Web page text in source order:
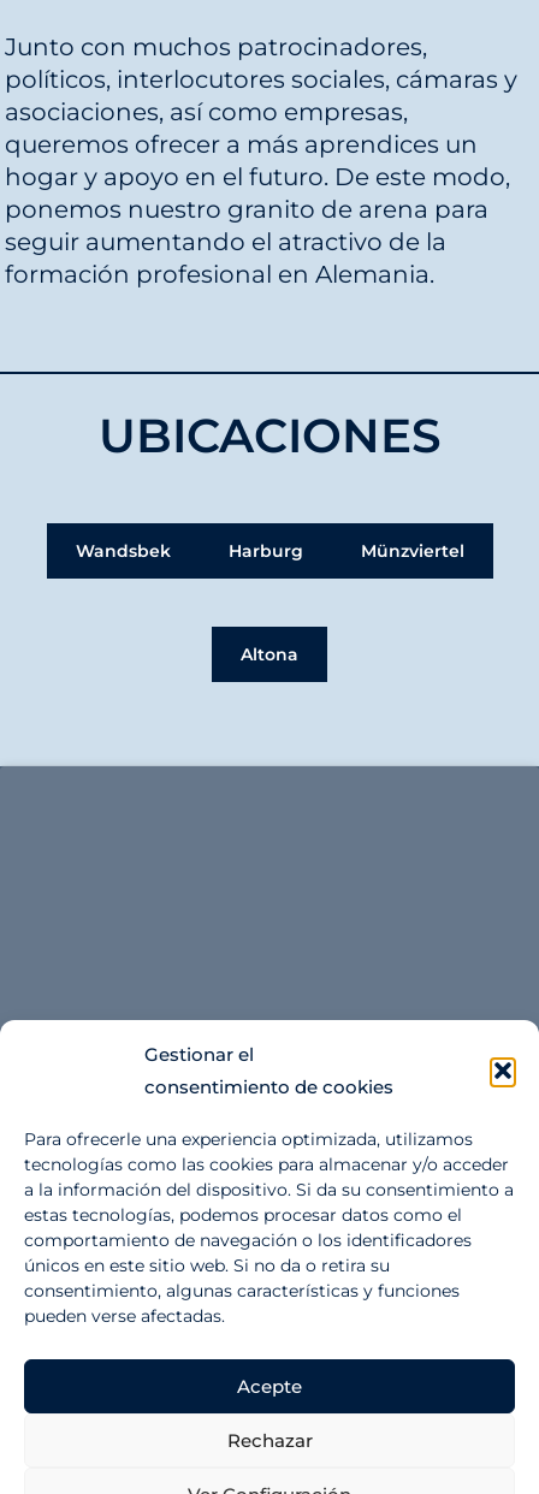
Gestionar el
consentimiento de cookies
Para ofrecerle una experiencia optimizada, utilizamos
tecnologías como las cookies para almacenar y/o acceder
a la información del dispositivo. Si da su consentimiento a
estas tecnologías, podemos procesar datos como el
comportamiento de navegación o los identificadores
únicos en este sitio web. Si no da o retira su
consentimiento, algunas características y funciones
pueden verse afectadas.
Acepte
Rechazar
Junto con muchos patrocinadores,
políticos, interlocutores sociales, cámaras y
asociaciones, así como empresas,
queremos ofrecer a más aprendices un
hogar y apoyo en el futuro. De este modo,
ponemos nuestro granito de arena para
seguir aumentando el atractivo de la
formación profesional en Alemania.
UBICACIONES
Wandsbek Harburg Münzviertel
Altona
marketing y permitir este contenido